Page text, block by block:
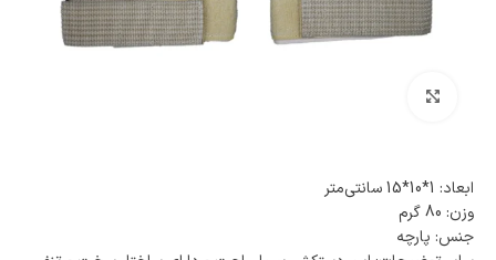
ابعاد: 1*10*15 سانتی‌متر
وزن: 80 گرم
جنس: پارچه